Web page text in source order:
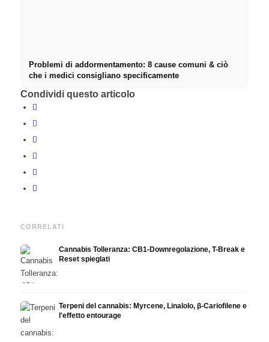
Problemi di addormentamento: 8 cause comuni & ciò
che i medici consigliano specificamente
Condividi questo articolo
CORRELATI
Cannabis Tolleranza: CB1-Downregolazione, T-Break e
Reset spieglati
Terpeni del cannabis: Myrcene, Linalolo, β-Cariofilene e
l'effetto entourage